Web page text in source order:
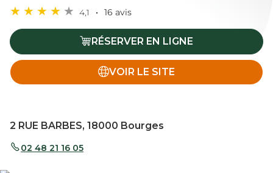
4,1 16 avis
RÉSERVER EN LIGNE
VOIR LE SITE
2 RUE BARBES, 18000 Bourges
02 48 21 16 05